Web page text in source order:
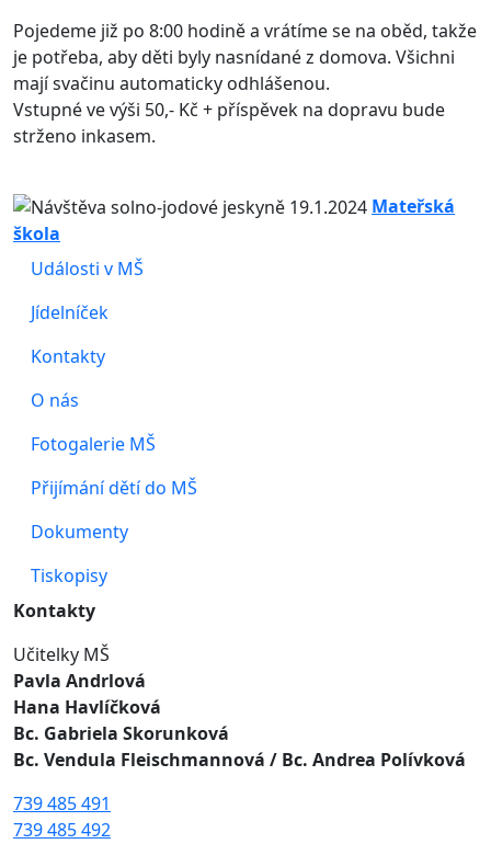
Pojedeme již po 8:00 hodině a vrátíme se na oběd, takže
je potřeba, aby děti byly nasnídané z domova. Všichni
mají svačinu automaticky odhlášenou.
Vstupné ve výši 50,- Kč + příspěvek na dopravu bude
strženo inkasem.
Mateřská
škola
Události v MŠ
Jídelníček
Kontakty
O nás
Fotogalerie MŠ
Přijímání dětí do MŠ
Dokumenty
Tiskopisy
Kontakty
Učitelky MŠ
Pavla Andrlová
Hana Havlíčková
Bc. Gabriela Skorunková
Bc. Vendula Fleischmannová / Bc. Andrea Polívková
739 485 491
739 485 492